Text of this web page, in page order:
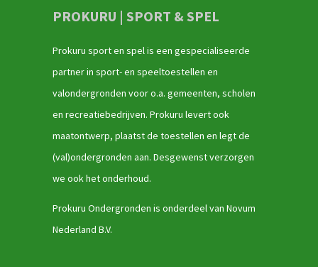
PROKURU | SPORT & SPEL
Prokuru sport en spel is een gespecialiseerde
partner in sport- en speeltoestellen en
valondergronden voor o.a. gemeenten, scholen
en recreatiebedrijven. Prokuru levert ook
maatontwerp, plaatst de toestellen en legt de
(val)ondergronden aan. Desgewenst verzorgen
we ook het onderhoud.
Prokuru Ondergronden is onderdeel van Novum
Nederland B.V.